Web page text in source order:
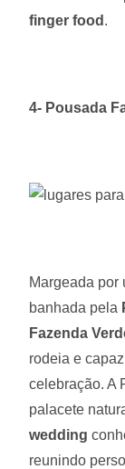
finger food .
4- Pousada
Margeada por
banhada pela
Fazenda
rodeia e
celebração. A
palacete
wedding
reunindo